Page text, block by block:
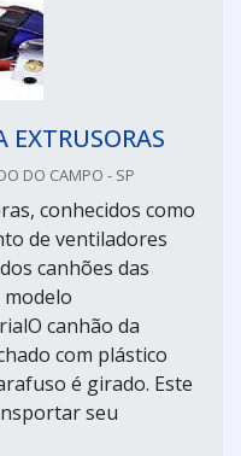
EXTRUSORAS
DO CAMPO - SP
conhecidos como
de ventiladores
canhões das
canhão da
com plástico
é girado. Este
seu